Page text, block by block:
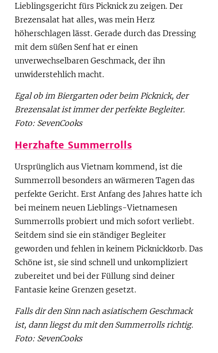
Lieblingsgericht fürs Picknick zu zeigen. Der
Brezensalat hat alles, was mein Herz
höherschlagen lässt. Gerade durch das Dressing
mit dem süßen Senf hat er einen
unverwechselbaren Geschmack, der ihn
unwiderstehlich macht.
Egal ob im Biergarten oder beim Picknick, der
Brezensalat ist immer der perfekte Begleiter.
Foto: SevenCooks
Herzhafte Summerrolls
Ursprünglich aus Vietnam kommend, ist die
Summerroll besonders an wärmeren Tagen das
perfekte Gericht. Erst Anfang des Jahres hatte ich
bei meinem neuen Lieblings-Vietnamesen
Summerrolls probiert und mich sofort verliebt.
Seitdem sind sie ein ständiger Begleiter
geworden und fehlen in keinem Picknickkorb. Das
Schöne ist, sie sind schnell und unkompliziert
zubereitet und bei der Füllung sind deiner
Fantasie keine Grenzen gesetzt.
Falls dir den Sinn nach asiatischem Geschmack
ist, dann liegst du mit den Summerrolls richtig.
Foto: SevenCooks